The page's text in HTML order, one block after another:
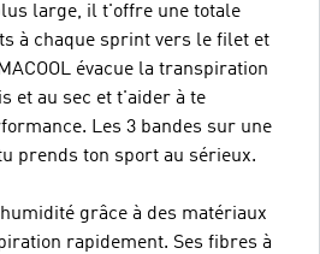
large, il t'offre une totale
à chaque sprint vers le filet et
évacue la transpiration
et au sec et t'aider à te
Les 3 bandes sur une
prends ton sport au sérieux.
grâce à des matériaux
rapidement. Ses fibres à